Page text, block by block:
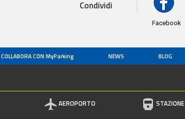
Condividi
Facebook
COLLABORA CON MyParking NEWS BLOG
AEROPORTO STAZIONE